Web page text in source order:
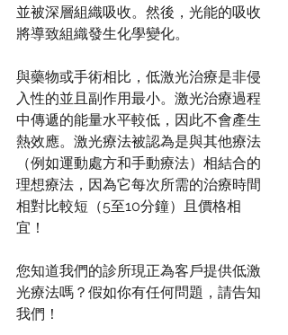
並被深層組織吸收。然後，光能的吸收
將導致組織發生化學變化。
與藥物或手術相比，低激光治療是非侵
入性的並且副作用最小。激光治療過程
中傳遞的能量水平較低，因此不會產生
熱效應。激光療法被認為是與其他療法
（例如運動處方和手動療法）相結合的
理想療法，因為它每次所需的治療時間
相對比較短（5至10分鐘）且價格相
宜！
您知道我們的診所現正為客戶提供低激
光療法嗎？假如你有任何問題，請告知
我們！